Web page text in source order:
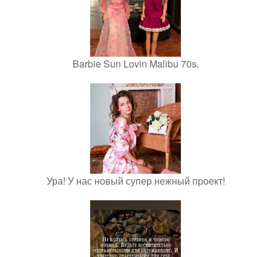
Barbie Sun Lovin Malibu 70s.
Ура! У нас новый супер нежный проект!